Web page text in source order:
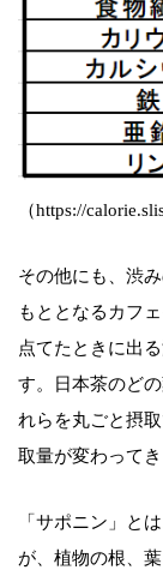
（https://
その他にも、渋
もととなるカフ
点てたときに出
す。日本茶のど
れらを丸ごと摂
取量が変わってき
「サポニン」と
が、植物の根、